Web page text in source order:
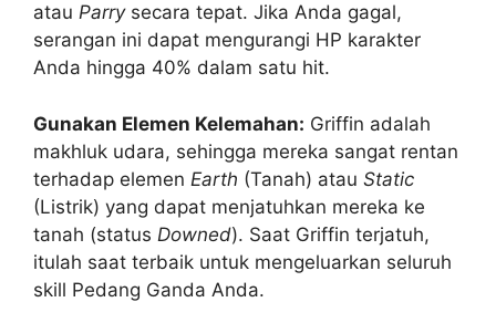
atau Parrysecara tepat. Jika Anda gagal,
serangan ini dapat mengurangi HP karakter
Anda hingga 40% dalam satu hit.
Gunakan Elemen Kelemahan: Griffin adalah
makhluk udara, sehingga mereka sangat rentan
terhadap elemen Earth (Tanah) atau Static
(Listrik) yang dapat menjatuhkan mereka ke
tanah (status Downed). Saat Griffin terjatuh,
itulah saat terbaik untuk mengeluarkan seluruh
skill Pedang Ganda Anda.